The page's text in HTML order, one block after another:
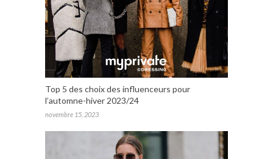
Top 5 des choix des influenceurs pour
l’automne-hiver 2023/24
novembre 15, 2023